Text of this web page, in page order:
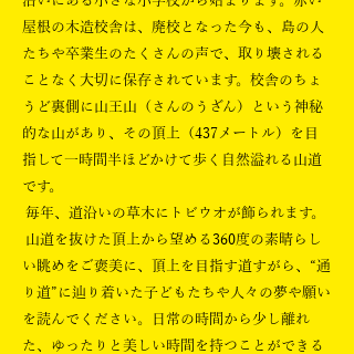
屋根の木造校舎は、廃校となった今も、島の人
たちや卒業生のたくさんの声で、取り壊される
ことなく大切に保存されています。校舎のちょ
うど裏側に山王山（さんのうざん）という神秘
的な山があり、その頂上（437メートル）を目
指して一時間半ほどかけて歩く自然溢れる山道
です。
毎年、道沿いの草木にトビウオが飾られます。
山道を抜けた頂上から望める360度の素晴らし
い眺めをご褒美に、頂上を目指す道すがら、“通
り道”に辿り着いた子どもたちや人々の夢や願い
を読んでください。日常の時間から少し離れ
た、ゆったりと美しい時間を持つことができる